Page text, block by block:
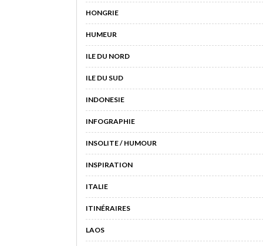
HONGRIE
HUMEUR
ILE DU NORD
ILE DU SUD
INDONESIE
INFOGRAPHIE
INSOLITE / HUMOUR
INSPIRATION
ITALIE
ITINÉRAIRES
LAOS